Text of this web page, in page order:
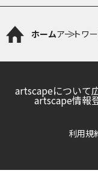
ホームアートワ
artscapeについて
artscape情報
利用規